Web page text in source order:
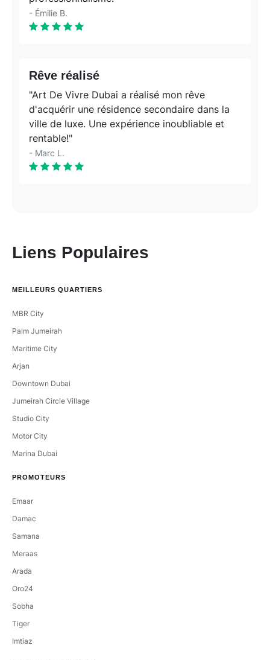
- Émilie B.
Rêve réalisé
"Art De Vivre Dubai a réalisé mon rêve
d'acquérir une résidence secondaire dans la
ville de luxe. Une expérience inoubliable et
rentable!"
- Marc L.
Liens Populaires
MEILLEURS QUARTIERS
MBR City
Palm Jumeirah
Maritime City
Arjan
Downtown Dubai
Jumeirah Circle Village
Studio City
Motor City
Marina Dubai
PROMOTEURS
Emaar
Damac
Samana
Meraas
Arada
Oro24
Sobha
Tiger
Imtiaz